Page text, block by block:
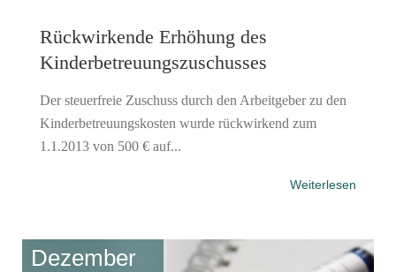
Rückwirkende Erhöhung des
Kinderbetreuungszuschusses
Der steuerfreie Zuschuss durch den Arbeitgeber zu den
Kinderbetreuungskosten wurde rückwirkend zum
1.1.2013 von 500 € auf...
Weiterlesen
Dezember